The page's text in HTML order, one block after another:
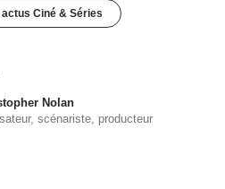
Ciné & Séries
Nolan
scénariste, producteur